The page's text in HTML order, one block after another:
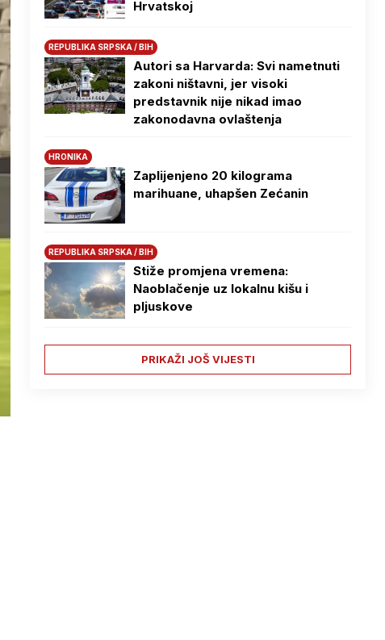
Hrvatskoj
REPUBLIKA SRPSKA / BIH
Autori sa Harvarda: Svi nametnuti
zakoni ništavni, jer visoki
predstavnik nije nikad imao
zakonodavna ovlaštenja
HRONIKA
Zaplijenjeno 20 kilograma
marihuane, uhapšen Zećanin
REPUBLIKA SRPSKA / BIH
Stiže promjena vremena:
Naoblačenje uz lokalnu kišu i
pljuskove
PRIKAŽI JOŠ VIJESTI